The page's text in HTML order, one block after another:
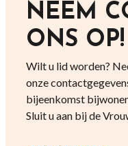
NEEM
ONS OP!
Wilt u lid worden?
onze
bijeenkomst
Sluit u aan bij de